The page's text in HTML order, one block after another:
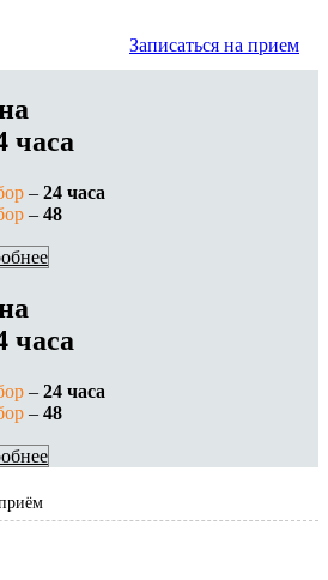
Записаться на прием
часа
– 24 часа
– 48
часа
– 24 часа
– 48